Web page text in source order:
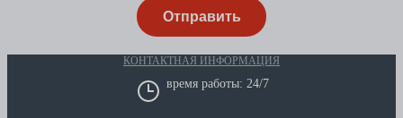
КОНТАКТНАЯ ИНФОРМАЦИЯ
время работы: 24/7